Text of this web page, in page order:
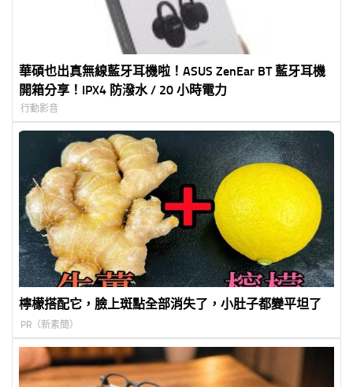
華碩也出真無線藍牙耳機啦！ASUS ZenEar BT 藍牙耳機
開箱分享！IPX4 防潑水 / 20 小時電力
行動影音
檸檬搭配它，臉上斑點全部消失了，小肚子都變平坦了
PR（新素簡）